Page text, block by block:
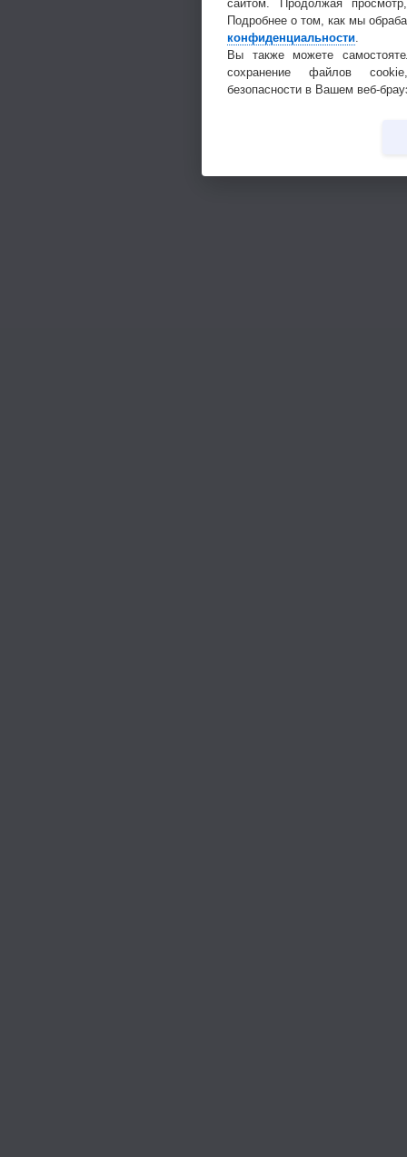
сайтом. Продолжая
Подробнее о том, как мы
конфиденциальности.
Вы также можете
сохранение файлов
безопасности в Вашем веб-